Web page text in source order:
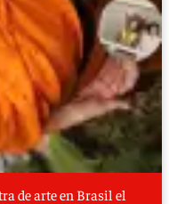
de arte en Brasil el